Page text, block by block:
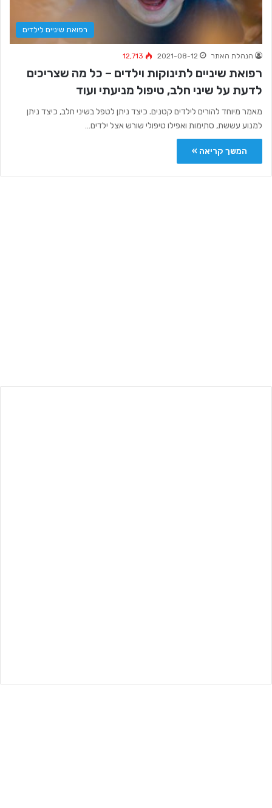
רפואת שיניים לילדים
הנהלת האתר 2021-08-12
12,713
רפואת שיניים לתינוקות וילדים – כל מה שצריכים
לדעת על שיני חלב, טיפול מניעתי ועוד
מאמר מיוחד להורים לילדים קטנים. כיצד ניתן לטפל בשיני חלב, כיצד ניתן
למנוע עששת, סתימות ואפילו טיפולי שורש אצל ילדים…
המשך קריאה »